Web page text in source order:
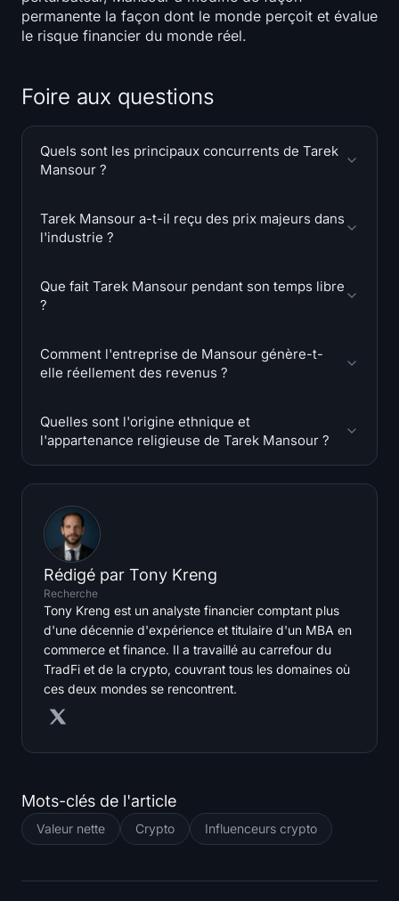
permanente la façon dont le monde perçoit et évalue
le risque financier du monde réel.
Foire aux questions
Quels sont les principaux concurrents de Tarek
Mansour ?
Tarek Mansour a-t-il reçu des prix majeurs dans
l'industrie ?
Que fait Tarek Mansour pendant son temps libre
?
Comment l'entreprise de Mansour génère-t-
elle réellement des revenus ?
Quelles sont l'origine ethnique et
l'appartenance religieuse de Tarek Mansour ?
Rédigé par Tony Kreng
Recherche
Tony Kreng est un analyste financier comptant plus
d'une décennie d'expérience et titulaire d'un MBA en
commerce et finance. Il a travaillé au carrefour du
TradFi et de la crypto, couvrant tous les domaines où
ces deux mondes se rencontrent.
Mots-clés de l'article
Valeur nette Crypto Influenceurs crypto